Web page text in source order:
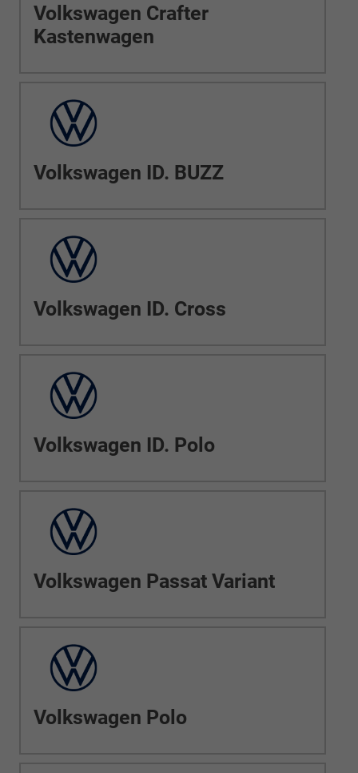
Volkswagen Crafter
Kastenwagen
Volkswagen ID. BUZZ
Volkswagen ID. Cross
Volkswagen ID. Polo
Volkswagen Passat Variant
Volkswagen Polo